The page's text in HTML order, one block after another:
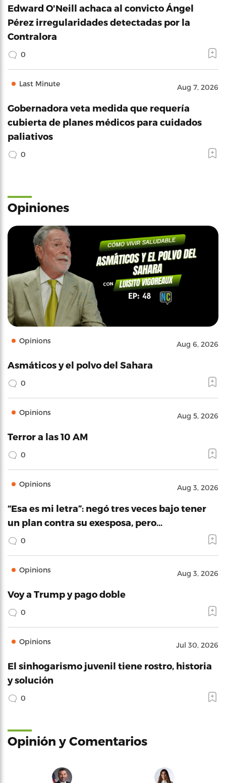
Edward O'Neill achaca al convicto Ángel
Pérez irregularidades detectadas por la
Contralora
0
Last Minute Aug 7, 2026
Gobernadora veta medida que requería
cubierta de planes médicos para cuidados
paliativos
0
Opiniones
Opinions Aug 6, 2026
Asmáticos y el polvo del Sahara
0
Opinions Aug 5, 2026
Terror a las 10 AM
0
Opinions Aug 3, 2026
“Esa es mi letra”: negó tres veces bajo tener
un plan contra su exesposa, pero…
0
Opinions Aug 3, 2026
Voy a Trump y pago doble
0
Opinions Jul 30, 2026
El sinhogarismo juvenil tiene rostro, historia
y solución
0
Opinión y Comentarios